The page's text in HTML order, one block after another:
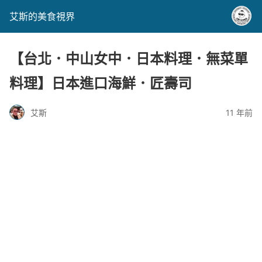
艾斯的美食視界
【台北．中山女中．日本料理．無菜單
料理】日本進口海鮮．匠壽司
艾斯 11 年前